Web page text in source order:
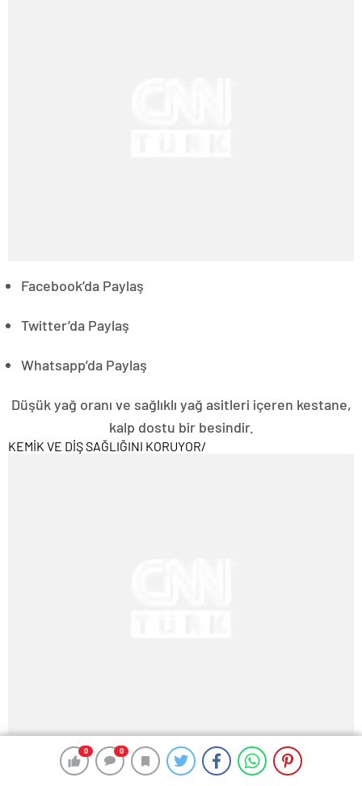
0 0
0 0
0 0
Facebook’da Paylaş
Twitter’da Paylaş
Whatsapp’da Paylaş
Düşük yağ oranı ve sağlıklı yağ asitleri içeren kestane,
kalp dostu bir besindir.
KEMİK VE DİŞ SAĞLIĞINI KORUYOR/
Facebook’da Paylaş
0 0